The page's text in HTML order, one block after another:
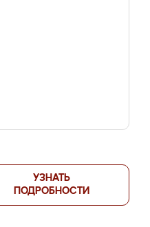
УЗНАТЬ
ПОДРОБНОСТИ